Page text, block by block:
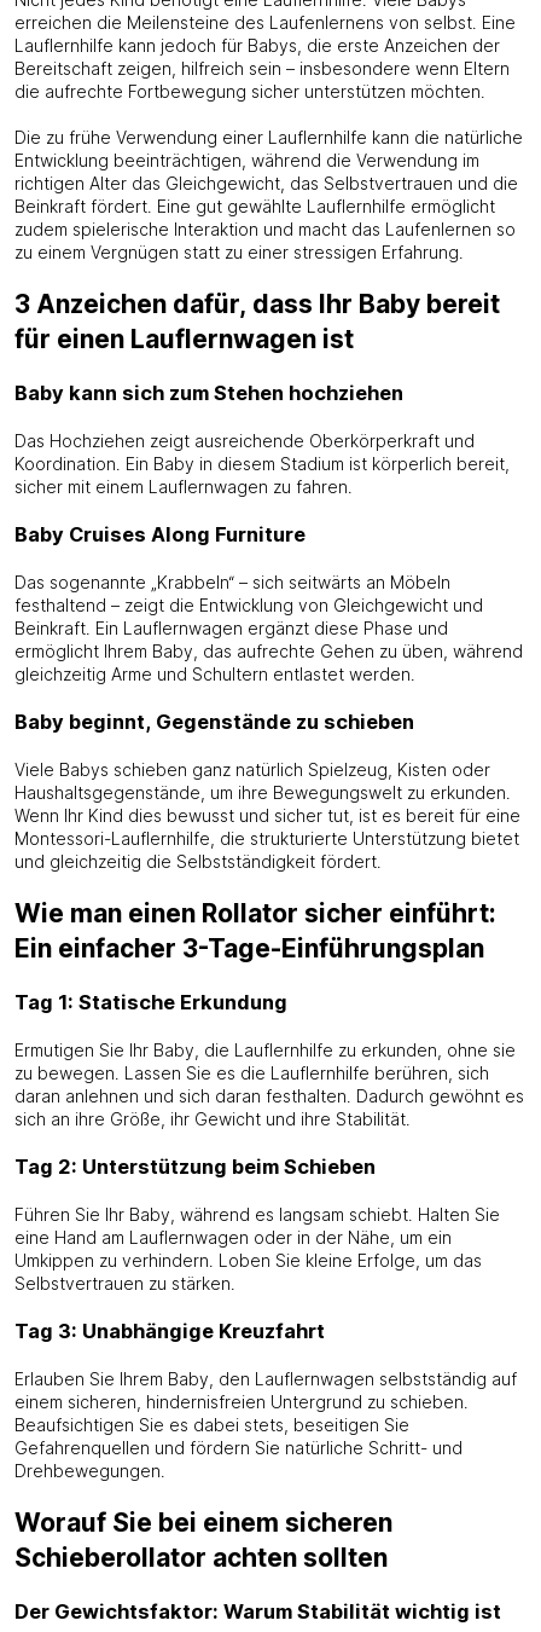
erreichen die Meilensteine ​​des Laufenlernens von selbst. Eine
Lauflernhilfe kann jedoch für Babys, die erste Anzeichen der
Bereitschaft zeigen, hilfreich sein – insbesondere wenn Eltern
die aufrechte Fortbewegung sicher unterstützen möchten.
Die zu frühe Verwendung einer Lauflernhilfe kann die natürliche
Entwicklung beeinträchtigen, während die Verwendung im
richtigen Alter das Gleichgewicht, das Selbstvertrauen und die
Beinkraft fördert. Eine gut gewählte Lauflernhilfe ermöglicht
zudem spielerische Interaktion und macht das Laufenlernen so
zu einem Vergnügen statt zu einer stressigen Erfahrung.
3 Anzeichen dafür, dass Ihr Baby bereit
für einen Lauflernwagen ist
Baby kann sich zum Stehen hochziehen
Das Hochziehen zeigt ausreichende Oberkörperkraft und
Koordination. Ein Baby in diesem Stadium ist körperlich bereit,
sicher mit einem Lauflernwagen zu fahren.
Baby Cruises Along Furniture
Das sogenannte „Krabbeln“ – sich seitwärts an Möbeln
festhaltend – zeigt die Entwicklung von Gleichgewicht und
Beinkraft. Ein Lauflernwagen ergänzt diese Phase und
ermöglicht Ihrem Baby, das aufrechte Gehen zu üben, während
gleichzeitig Arme und Schultern entlastet werden.
Baby beginnt, Gegenstände zu schieben
Viele Babys schieben ganz natürlich Spielzeug, Kisten oder
Haushaltsgegenstände, um ihre Bewegungswelt zu erkunden.
Wenn Ihr Kind dies bewusst und sicher tut, ist es bereit für eine
Montessori-Lauflernhilfe, die strukturierte Unterstützung bietet
und gleichzeitig die Selbstständigkeit fördert.
Wie man einen Rollator sicher einführt:
Ein einfacher 3-Tage-Einführungsplan
Tag 1: Statische Erkundung
Ermutigen Sie Ihr Baby, die Lauflernhilfe zu erkunden, ohne sie
zu bewegen. Lassen Sie es die Lauflernhilfe berühren, sich
daran anlehnen und sich daran festhalten. Dadurch gewöhnt es
sich an ihre Größe, ihr Gewicht und ihre Stabilität.
Tag 2: Unterstützung beim Schieben
Führen Sie Ihr Baby, während es langsam schiebt. Halten Sie
eine Hand am Lauflernwagen oder in der Nähe, um ein
Umkippen zu verhindern. Loben Sie kleine Erfolge, um das
Selbstvertrauen zu stärken.
Tag 3: Unabhängige Kreuzfahrt
Erlauben Sie Ihrem Baby, den Lauflernwagen selbstständig auf
einem sicheren, hindernisfreien Untergrund zu schieben.
Beaufsichtigen Sie es dabei stets, beseitigen Sie
Gefahrenquellen und fördern Sie natürliche Schritt- und
Drehbewegungen.
Worauf Sie bei einem sicheren
Schieberollator achten sollten
Der Gewichtsfaktor: Warum Stabilität wichtig ist